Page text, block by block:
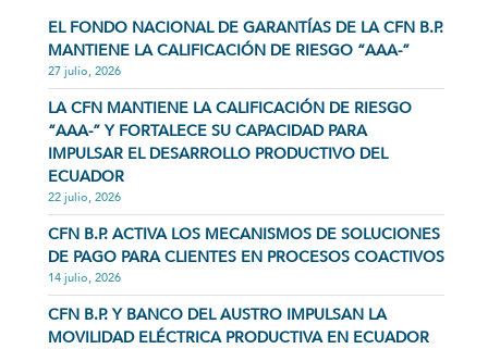
EL FONDO NACIONAL DE GARANTÍAS DE LA CFN B.P.
MANTIENE LA CALIFICACIÓN DE RIESGO “AAA-”
27 julio, 2026
LA CFN MANTIENE LA CALIFICACIÓN DE RIESGO
“AAA-” Y FORTALECE SU CAPACIDAD PARA
IMPULSAR EL DESARROLLO PRODUCTIVO DEL
ECUADOR
22 julio, 2026
CFN B.P. ACTIVA LOS MECANISMOS DE SOLUCIONES
DE PAGO PARA CLIENTES EN PROCESOS COACTIVOS
14 julio, 2026
CFN B.P. Y BANCO DEL AUSTRO IMPULSAN LA
MOVILIDAD ELÉCTRICA PRODUCTIVA EN ECUADOR